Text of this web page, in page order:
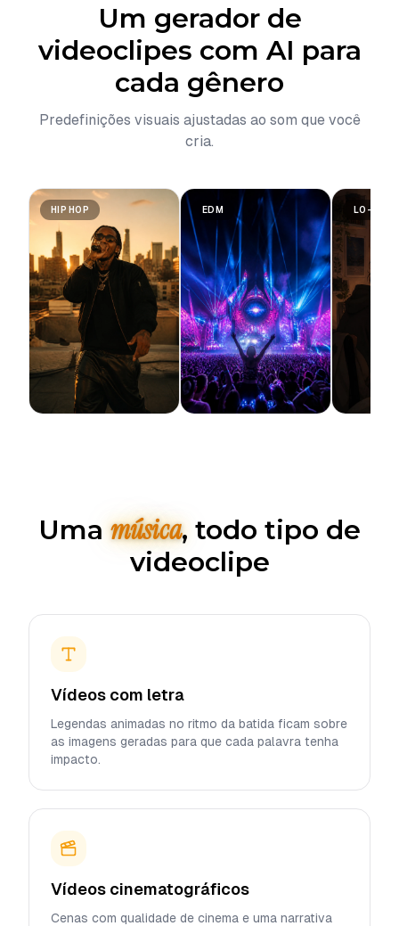
Um gerador de
videoclipes com AI para
cada gênero
Predefinições visuais ajustadas ao som que você
cria.
HIP HOP EDM LO-FI
Umamúsica, todo tipo de
videoclipe
Vídeos com letra
Legendas animadas no ritmo da batida ficam sobre
as imagens geradas para que cada palavra tenha
impacto.
Vídeos cinematográficos
Cenas com qualidade de cinema e uma narrativa